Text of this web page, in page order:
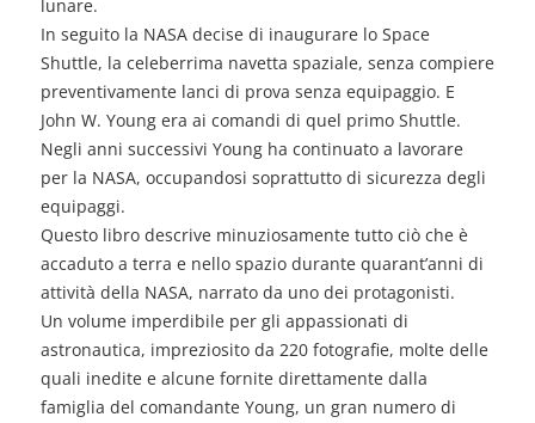
lunare.
In seguito la NASA decise di inaugurare lo Space
Shuttle, la celeberrima navetta spaziale, senza compiere
preventivamente lanci di prova senza equipaggio. E
John W. Young era ai comandi di quel primo Shuttle.
Negli anni successivi Young ha continuato a lavorare
per la NASA, occupandosi soprattutto di sicurezza degli
equipaggi.
Questo libro descrive minuziosamente tutto ciò che è
accaduto a terra e nello spazio durante quarant’anni di
attività della NASA, narrato da uno dei protagonisti.
Un volume imperdibile per gli appassionati di
astronautica, impreziosito da 220 fotografie, molte delle
quali inedite e alcune fornite direttamente dalla
famiglia del comandante Young, un gran numero di